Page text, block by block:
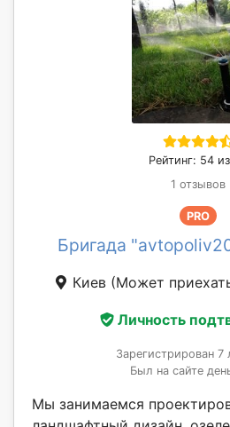
Рейтинг: 54
1 отзывов
PRO
Бригада
Киев (Может
Личность
Зарегистрирован 7
Был на сайте
Мы занимаемся